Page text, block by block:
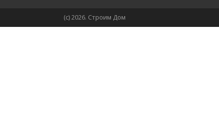
(с) 2026. Строим Дом